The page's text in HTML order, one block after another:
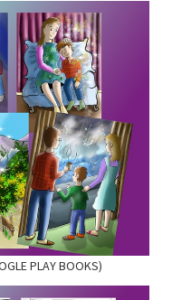
PLAY BOOKS)